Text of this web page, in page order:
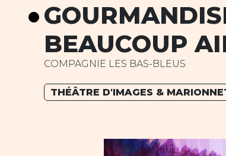
BEAUCOUP
COMPAGNIE LES BAS-BLEUS
THÉÂTRE D'IMAGES &